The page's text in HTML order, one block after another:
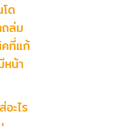
ด
ถล่ม
ที่แก้
หน้า
ะไร